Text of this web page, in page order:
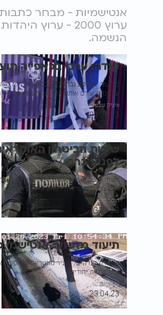
אנטישמיות - מבחר
ערוץ 2000 -
הנשמה.
קנדה: ערבי בכאפייה
שבקנדה, עורם אותם אחד על השני ושורף
איציק שכטר
01.05.23
שירות הביטחון
לפגוע ברב
חשוד תושב העיר אוז'גורוד באוקראינה,
אנטישמיות הקוראות לפגוע ברב וביהודים
תומר כהן
23.04.23
תיעוד מזעזע: אנטישמי
משטרת קנדה של העיר מונטריאול מחפשת
ובעלי חזות יהודית
איציק שכטר
23.04.23